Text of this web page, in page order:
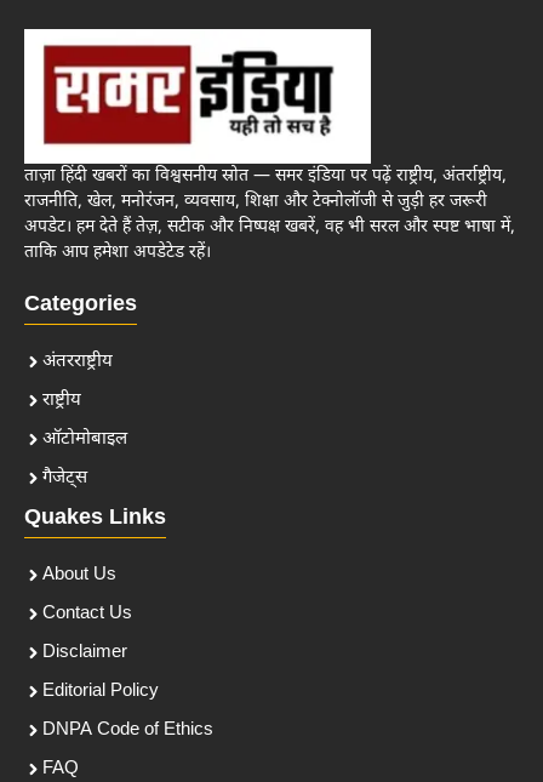
ताज़ा हिंदी खबरों का विश्वसनीय स्रोत — समर इंडिया पर पढ़ें राष्ट्रीय, अंतर्राष्ट्रीय,
राजनीति, खेल, मनोरंजन, व्यवसाय, शिक्षा और टेक्नोलॉजी से जुड़ी हर जरूरी
अपडेट। हम देते हैं तेज़, सटीक और निष्पक्ष खबरें, वह भी सरल और स्पष्ट भाषा में,
ताकि आप हमेशा अपडेटेड रहें।
Categories
अंतरराष्ट्रीय
राष्ट्रीय
ऑटोमोबाइल
गैजेट्स
Quakes Links
About Us
Contact Us
Disclaimer
Editorial Policy
DNPA Code of Ethics
FAQ